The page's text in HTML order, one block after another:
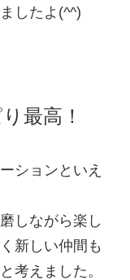
したよ(^^)
最⾼！
ションといえ
しながら楽し
新しい仲間も
考えました。